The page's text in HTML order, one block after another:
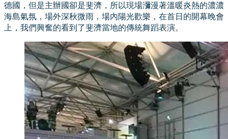
德國，但是主辦國卻是斐濟，所以現場瀰漫著溫暖炎熱的濃濃
海島氣氛，場外深秋微雨，場內陽光歡樂，在首日的開幕晚會
上，我們興奮的看到了斐濟當地的傳統舞蹈表演。